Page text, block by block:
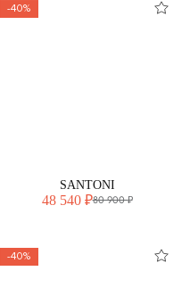
-40%
SANTONI
48 540 ₽80 900 ₽
-40%